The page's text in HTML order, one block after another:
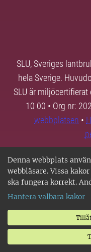
Denna webbplats
webbläsare. Vissa
ska fungera korrekt.
Hantera valbara kakor
SLU, Sveriges
hela Sverige.
SLU är
10 00 • Org nr:
webbplatsen •